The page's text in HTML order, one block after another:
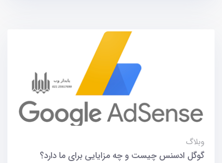
وبلاگ
گوگل ادسنس چیست و چه مزایایی برای ما دارد؟